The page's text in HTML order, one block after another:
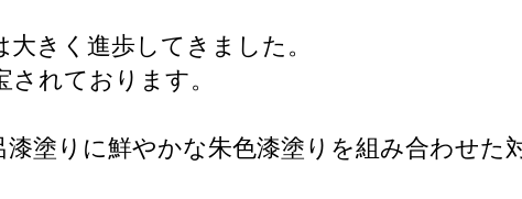
きく進歩してきました。
れております。
塗りに鮮やかな朱色漆塗りを組み合わせた